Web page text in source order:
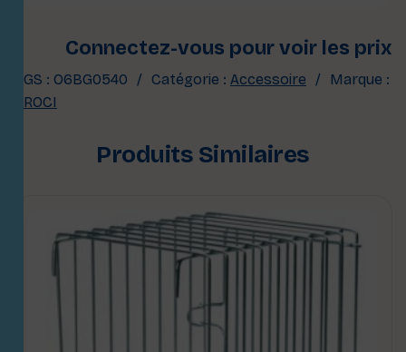
Connectez-vous pour voir les prix
UGS : O6BG0540 Catégorie : Accessoire
Marque :
CROCI
Produits Similaires